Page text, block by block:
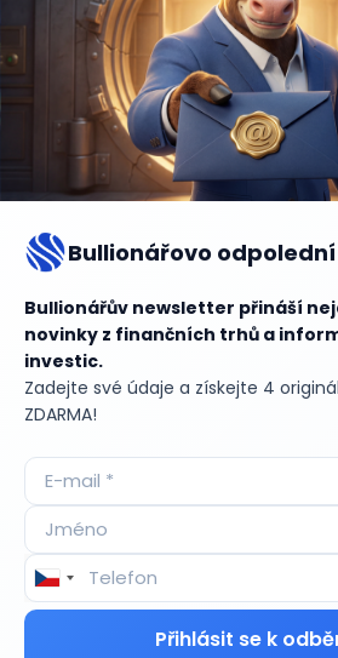
Bullionářovo
Bullionářův newsletter přináší
novinky z finančních trhů a
investic.
Zadejte své údaje a získejte 4
ZDARMA!
Přihlásit se k
Aktuální